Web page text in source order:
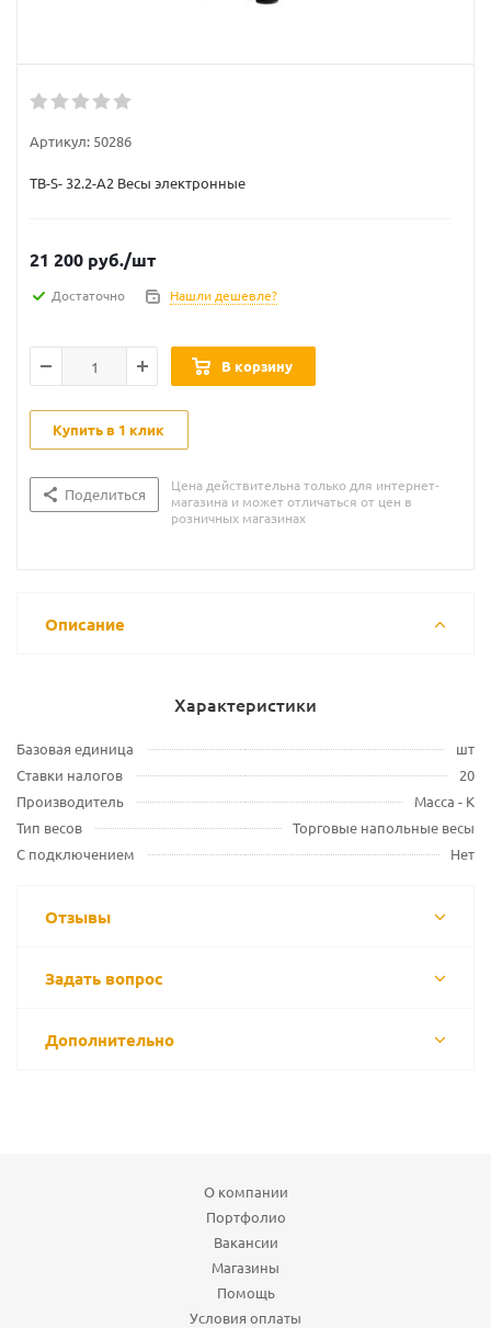
Артикул: 50286
ТВ-S- 32.2-А2 Весы электронные
21 200 руб./шт
Достаточно Нашли дешевле?
В корзину
Купить в 1 клик
Поделиться
Цена действительна только для интернет-
магазина и может отличаться от цен в
розничных магазинах
Описание
Характеристики
Базовая единица
шт
Ставки налогов
20
Производитель
Масса - К
Тип весов
Торговые напольные весы
С подключением
Нет
Отзывы
Задать вопрос
Дополнительно
О компании
Портфолио
Вакансии
Магазины
Помощь
Условия оплаты